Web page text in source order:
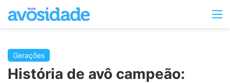
Switch
Gerações
História de avô campeão: